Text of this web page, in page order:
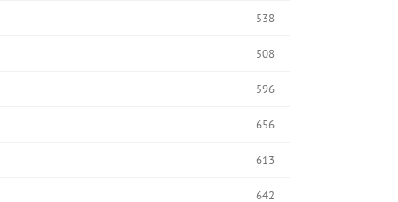
538
508
596
656
613
642